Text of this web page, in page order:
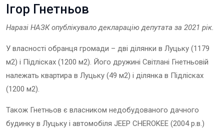
Ігор Гнетньов
Наразі НАЗК опублікувало декларацію депутата за 2021 рік.
У власності обранця громади – дві ділянки в Луцьку (1179
м2) і Підлісках (1200 м2). Його дружині Світлані Гнетньовій
належать квартира в Луцьку (49 м2) і ділянка в Підлісках
(1200 м2).
Також Гнетньов є власником недобудованого дачного
будинку в Луцьку і автомобіля JEEP CHEROKEE (2004 р.в.)